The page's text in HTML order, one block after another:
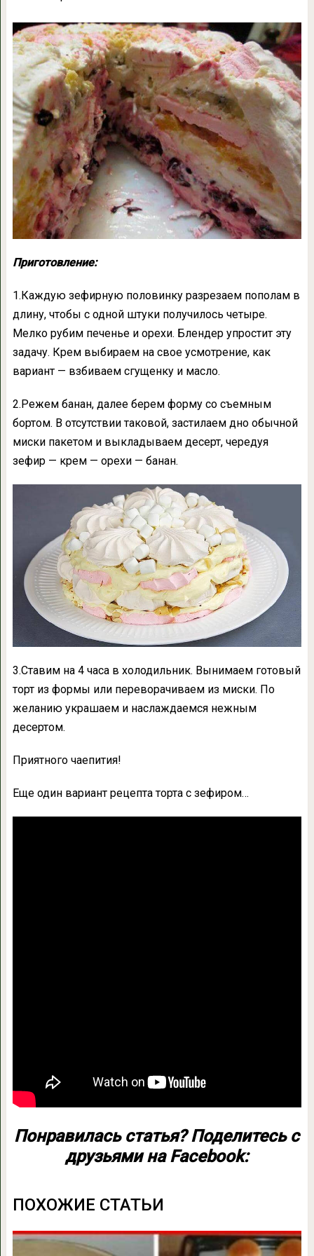
Приготовление:
1.Каждую зефирную половинку разрезаем пополам в
длину, чтобы с одной штуки получилось четыре.
Мелко рубим печенье и орехи. Блендер упростит эту
задачу. Крем выбираем на свое усмотрение, как
вариант — взбиваем сгущенку и масло.
2.Режем банан, далее берем форму со съемным
бортом. В отсутствии таковой, застилаем дно обычной
миски пакетом и выкладываем десерт, чередуя
зефир — крем — орехи — банан.
3.Ставим на 4 часа в холодильник. Вынимаем готовый
торт из формы или переворачиваем из миски. По
желанию украшаем и наслаждаемся нежным
десертом.
Приятного чаепития!
Еще один вариант рецепта торта с зефиром…
Понравилась статья? Поделитесь с
друзьями на Facebook:
ПОХОЖИЕ СТАТЬИ